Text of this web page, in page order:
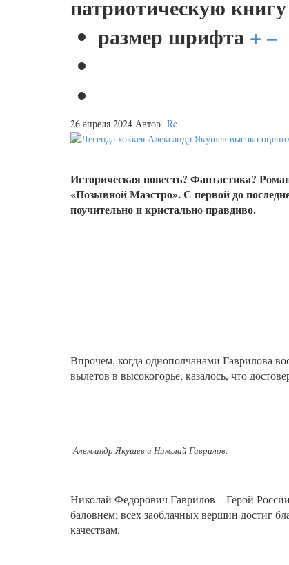
патриотическую
размер шрифта + –
26 апреля 2024 Автор Re
Историческая повесть? Фантастика?
«Позывной Маэстро». С первой до
поучительно и кристально правдиво.
Впрочем, когда однополчанами Гаврилова
вылетов в высокогорье, казалось, что
Александр Якушев и Николай Гаврилов.
Николай Федорович Гаврилов – Герой
баловнем; всех заоблачных вершин достиг
качествам.